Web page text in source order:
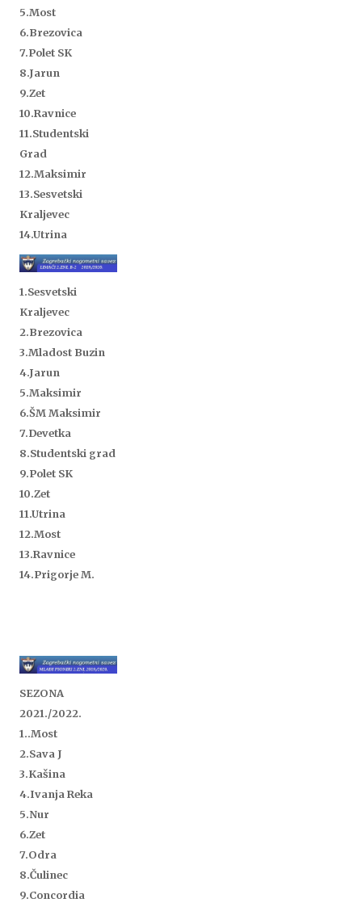
5.Most
6.Brezovica
7.Polet SK
8.Jarun
9.Zet
10.Ravnice
11.Studentski
Grad
12.Maksimir
13.Sesvetski
Kraljevec
14.Utrina
1.Sesvetski
Kraljevec
2.Brezovica
3.Mladost Buzin
4.Jarun
5.Maksimir
6.ŠM Maksimir
7.Devetka
8.Studentski grad
9.Polet SK
10.Zet
11.Utrina
12.Most
13.Ravnice
14.Prigorje M.
SEZONA
2021./2022.
1..Most
2.Sava J
3.Kašina
4.Ivanja Reka
5.Nur
6.Zet
7.Odra
8.Čulinec
9.Concordia